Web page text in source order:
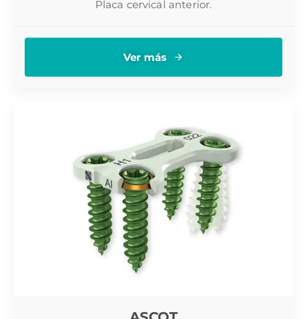
Placa cervical anterior.
Ver más